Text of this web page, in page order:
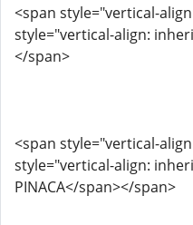
<span style="vertical-
style="vertical-align:
</span>
<span style="vertical-
style="vertical-align:
PINACA</span></span>